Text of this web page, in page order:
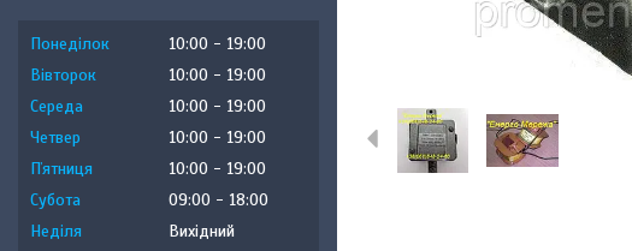
Понеділок 10:00
19:00
Вівторок
10:00
19:00
Середа
10:00
19:00
Четвер
10:00
19:00
Пʼятниця
10:00
19:00
Субота
09:00
18:00
Неділя
Вихідний